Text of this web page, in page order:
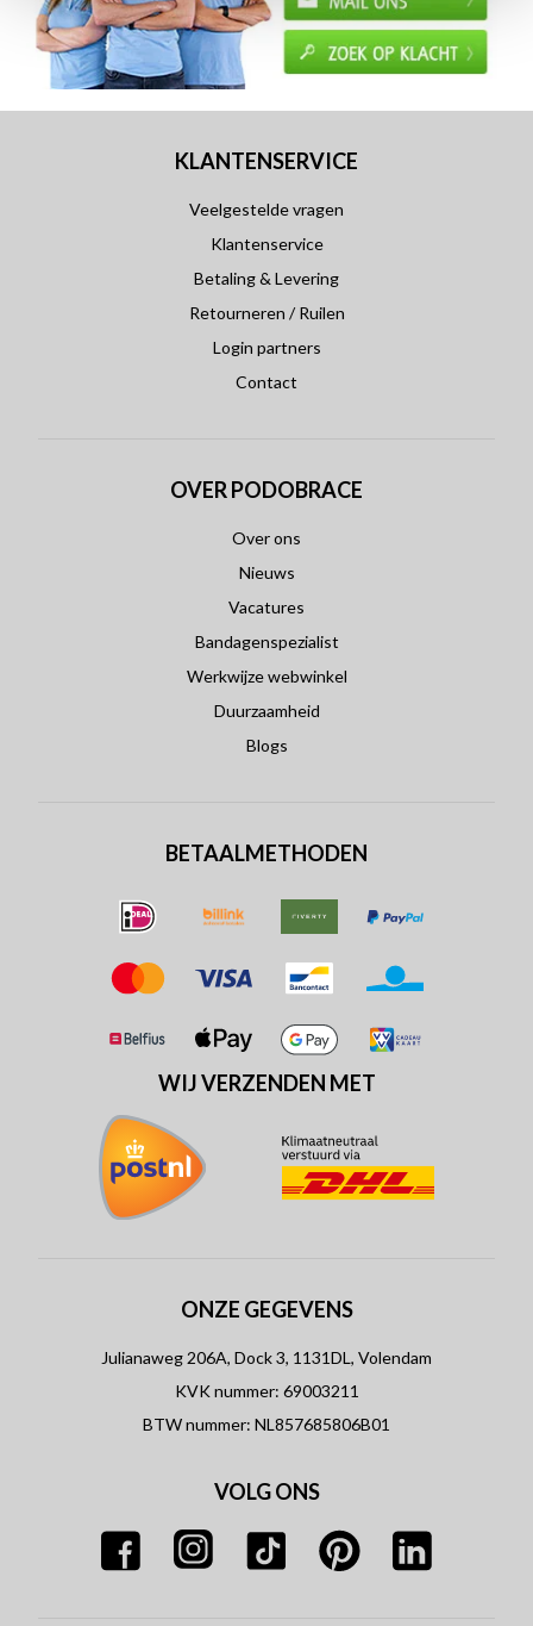
KLANTENSERVICE
Veelgestelde vragen
Klantenservice
Betaling & Levering
Retourneren / Ruilen
Login partners
Contact
OVER PODOBRACE
Over ons
Nieuws
Vacatures
Bandagenspezialist
Werkwijze webwinkel
Duurzaamheid
Blogs
BETAALMETHODEN
WIJ VERZENDEN MET
ONZE GEGEVENS
Julianaweg 206A, Dock 3, 1131DL, Volendam
KVK nummer: 69003211
BTW nummer: NL857685806B01
VOLG ONS